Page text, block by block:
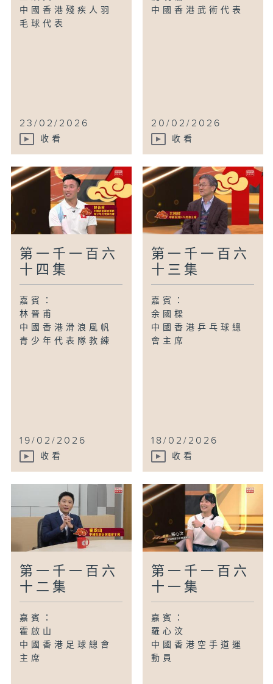
中國香港殘疾人羽
毛球代表
23/02/2026
收看
中國香港武術代表
20/02/2026
收看
第一千一百六
十四集
嘉賓：
林晉甫
中國香港滑浪風帆
青少年代表隊教練
19/02/2026
收看
第一千一百六
十三集
嘉賓：
余國樑
中國香港乒乓球總
會主席
18/02/2026
收看
第一千一百六
十二集
嘉賓：
霍啟山
中國香港足球總會
主席
第一千一百六
十一集
嘉賓：
羅心汶
中國香港空手道運
動員